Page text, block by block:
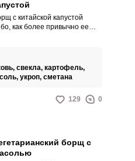
с китайской капустой
как более привычно ее
будет очень нежным и
свекла, картофель,
соль, укроп, сметана
129 0
борщ с